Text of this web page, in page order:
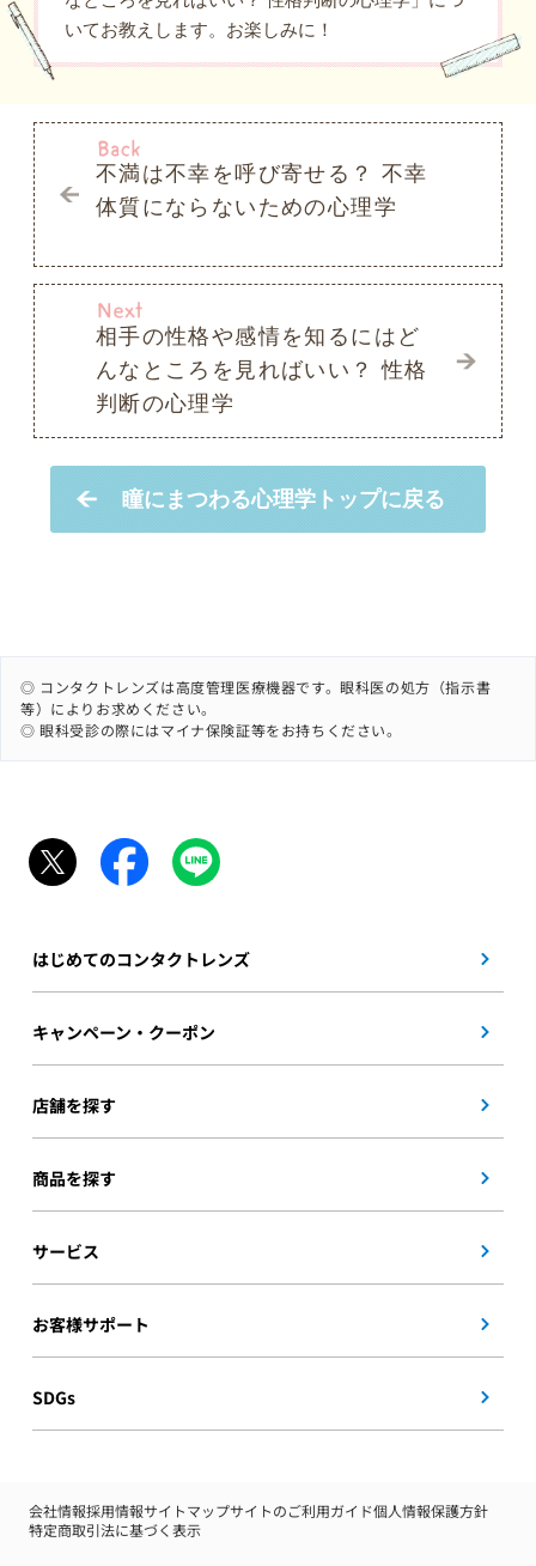
◎ コンタクトレンズは高度管理医療機器です。眼科医の処方（指示書
等）によりお求めください。
◎ 眼科受診の際にはマイナ保険証等をお持ちください。
はじめてのコンタクトレンズ
キャンペーン・クーポン
店舗を探す
商品を探す
サービス
お客様サポート
SDGs
会社情報採用情報サイトマップサイトのご利用ガイド個人情報保護方針
特定商取引法に基づく表示